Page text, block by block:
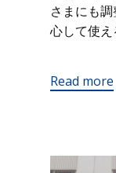
さまにも
心して使
Read more